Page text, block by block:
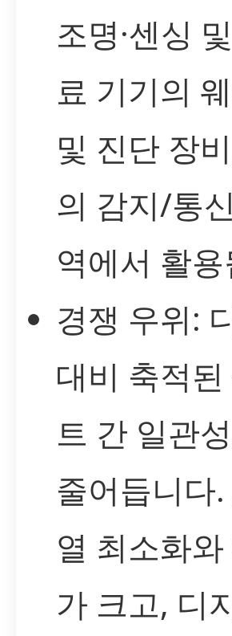
조명·센싱
료 기기의
및 진단 장
의 감지/통
역에서 활
경쟁 우위:
대비 축적
트 간 일관
줄어듭니다
열 최소화
가 크고, 디